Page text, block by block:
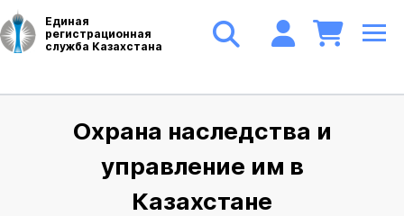
Единая
регистрационная
служба Казахстана
Охрана наследства и
управление им в
Казахстане